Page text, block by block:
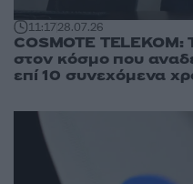
11:1728.07.26
COSMOTE TELEKOM:
στον κόσμο που
επί 10 συνεχόμενα